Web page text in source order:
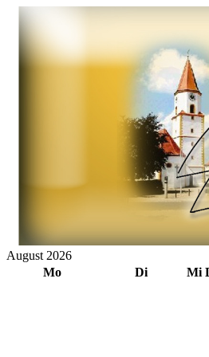
Jahr
Monat
Jahr
Monat
August 2026
Mo
Di Mi